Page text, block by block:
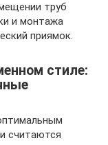
труб
и монтажа
приямок.
стиле:
считаются